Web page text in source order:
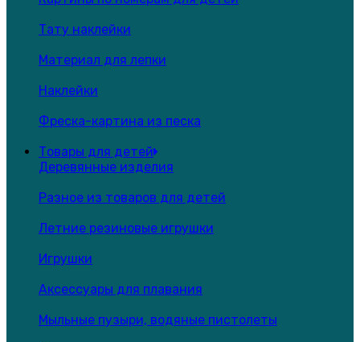
Тату наклейки
Материал для лепки
Наклейки
Фреска-картина из песка
Товары для детей
Деревянные изделия
Разное из товаров для детей
Летние резиновые игрушки
Игрушки
Аксессуары для плавания
Мыльные пузыри, водяные пистолеты